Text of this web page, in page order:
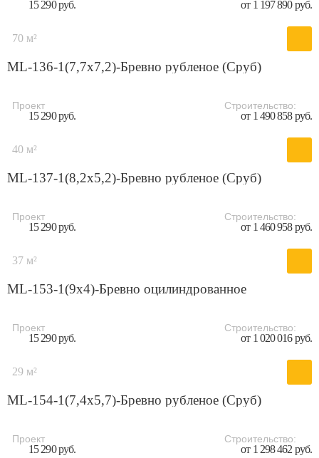
15 290 руб. от 1 197 890 руб.
70 м²
ML-136-1(7,7х7,2)-Бревно рубленое (Сруб)
Проект
15 290 руб.
Строительство:
от 1 490 858 руб.
40 м²
ML-137-1(8,2х5,2)-Бревно рубленое (Сруб)
Проект
15 290 руб.
Строительство:
от 1 460 958 руб.
37 м²
ML-153-1(9х4)-Бревно оцилиндрованное
Проект
15 290 руб.
Строительство:
от 1 020 016 руб.
29 м²
ML-154-1(7,4x5,7)-Бревно рубленое (Сруб)
Проект
15 290 руб.
Строительство:
от 1 298 462 руб.